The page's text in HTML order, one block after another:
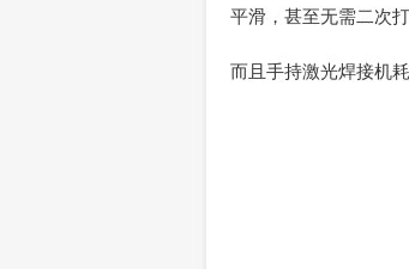
平滑，甚至无需二次
而且手持激光焊接机